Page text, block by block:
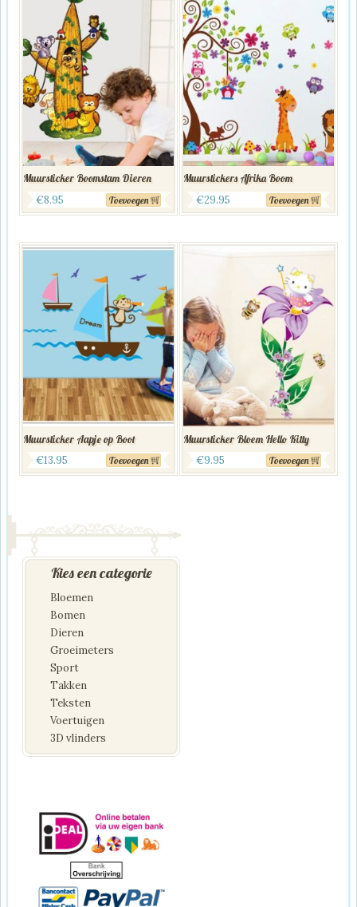
Muursticker Boomstam Dieren
€8.95 Toevoegen
Muurstickers Afrika Boom
€29.95 Toevoegen
Muursticker Aapje op Boot
€13.95 Toevoegen
Muursticker Bloem Hello Kitty
€9.95 Toevoegen
Kies een categorie
Bloemen
Bomen
Dieren
Groeimeters
Sport
Takken
Teksten
Voertuigen
3D vlinders